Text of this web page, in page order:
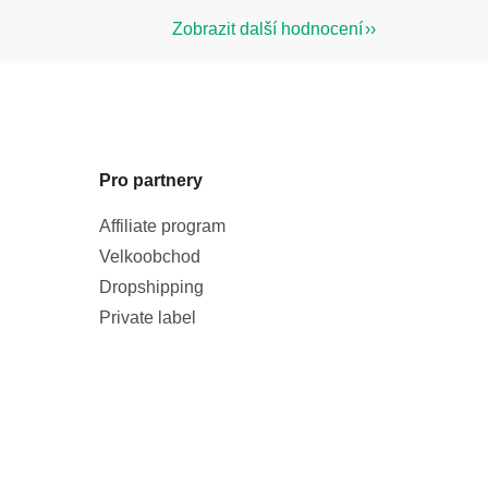
Zobrazit další hodnocení
Pro partnery
Affiliate program
Velkoobchod
Dropshipping
Private label